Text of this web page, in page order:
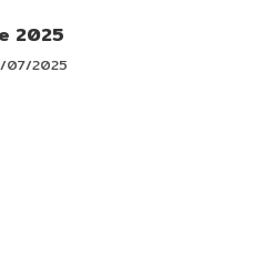
2025
07/2025